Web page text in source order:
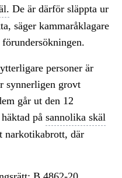
De är därför släppta ur
säger kammaråklagare
personer är
synnerligen grovt
går ut den 12
på sannolika skäl
narkotikabrott, där